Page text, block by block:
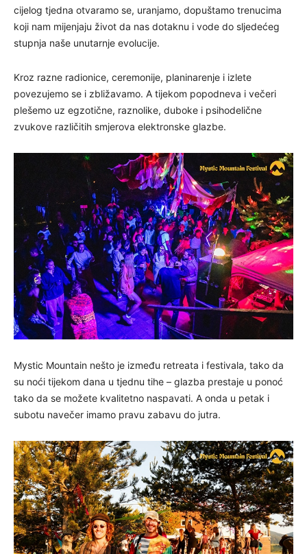
cijelog tjedna otvaramo se, uranjamo, dopuštamo trenucima
koji nam mijenjaju život da nas dotaknu i vode do sljedećeg
stupnja naše unutarnje evolucije.
Kroz razne radionice, ceremonije, planinarenje i izlete
povezujemo se i zbližavamo. A tijekom popodneva i večeri
plešemo uz egzotične, raznolike, duboke i psihodelične
zvukove različitih smjerova elektronske glazbe.
Mystic Mountain nešto je između retreata i festivala, tako da
su noći tijekom dana u tjednu tihe – glazba prestaje u ponoć
tako da se možete kvalitetno naspavati. A onda u petak i
subotu navečer imamo pravu zabavu do jutra.